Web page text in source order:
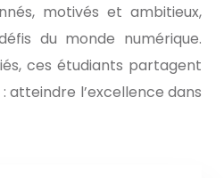
motivés et ambitieux,
du monde numérique.
ces étudiants partagent
atteindre l’excellence dans